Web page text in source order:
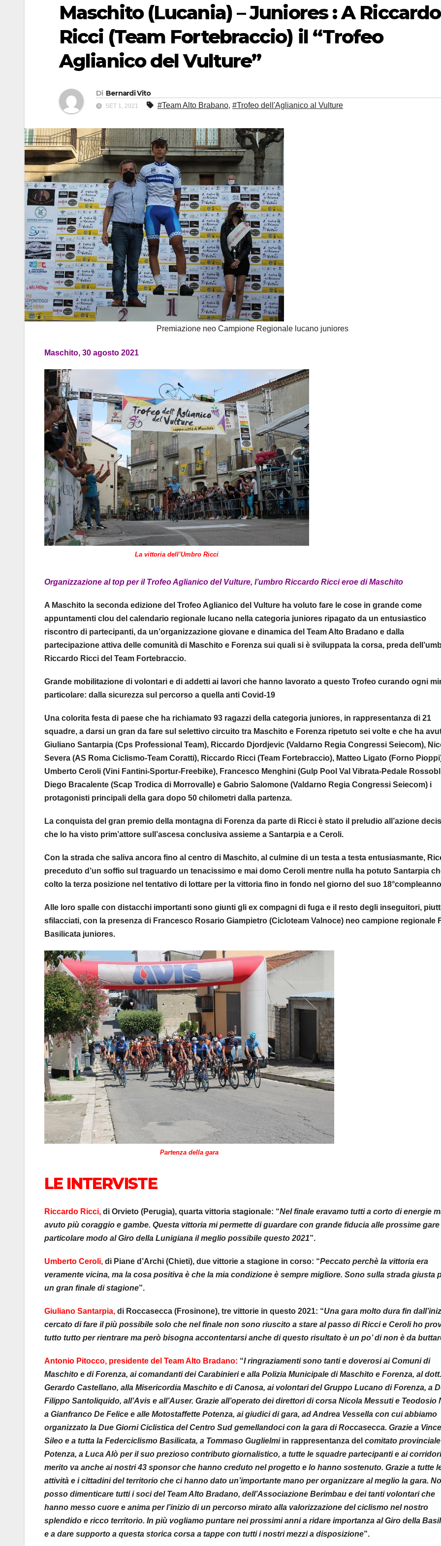
Maschito (Lucania) – Juniores : A Riccardo
Ricci (Team Fortebraccio) il “Trofeo
Aglianico del Vulture”
Di Bernardi Vito
SET 1, 2021 #Team Alto Brabano, #Trofeo dell'Aglianico al Vulture
Premiazione neo Campione Regionale lucano juniores
Maschito, 30 agosto 2021
La vittoria dell’Umbro Ricci
Organizzazione al top per il Trofeo Aglianico del Vulture, l’umbro Riccardo Ricci eroe di Maschito
A Maschito la seconda edizione del Trofeo Aglianico del Vulture ha voluto fare le cose in grande come
appuntamenti clou del calendario regionale lucano nella categoria juniores ripagato da un entusiastico
riscontro di partecipanti, da un’organizzazione giovane e dinamica del Team Alto Bradano e dalla
partecipazione attiva delle comunità di Maschito e Forenza sui quali si è sviluppata la corsa, preda
Riccardo Ricci del Team Fortebraccio.
Grande mobilitazione di volontari e di addetti ai lavori che hanno lavorato a questo Trofeo curando ogni
particolare: dalla sicurezza sul percorso a quella anti Covid-19
Una colorita festa di paese che ha richiamato 93 ragazzi della categoria juniores, in rappresentanza di 21
squadre, a darsi un gran da fare sul selettivo circuito tra Maschito e Forenza ripetuto sei volte e che ha
Giuliano Santarpia (Cps Professional Team), Riccardo Djordjevic (Valdarno Regia Congressi Seiecom),
Severa (AS Roma Ciclismo-Team Coratti), Riccardo Ricci (Team Fortebraccio), Matteo Ligato (Forno
Umberto Ceroli (Vini Fantini-Sportur-Freebike), Francesco Menghini (Gulp Pool Val Vibrata-Pedale
Diego Bracalente (Scap Trodica di Morrovalle) e Gabrio Salomone (Valdarno Regia Congressi Seiecom) i
protagonisti principali della gara dopo 50 chilometri dalla partenza.
La conquista del gran premio della montagna di Forenza da parte di Ricci è stato il preludio all’azione
che lo ha visto prim’attore sull’ascesa conclusiva assieme a Santarpia e a Ceroli.
Con la strada che saliva ancora fino al centro di Maschito, al culmine di un testa a testa entusiasmante,
preceduto d’un soffio sul traguardo un tenacissimo e mai domo Ceroli mentre nulla ha potuto Santarpia
colto la terza posizione nel tentativo di lottare per la vittoria fino in fondo nel giorno del suo
Alle loro spalle con distacchi importanti sono giunti gli ex compagni di fuga e il resto degli inseguitori,
sfilacciati, con la presenza di Francesco Rosario Giampietro (Cicloteam Valnoce) neo campione regionale
Basilicata juniores.
Partenza della gara
LE INTERVISTE
Riccardo Ricci, di Orvieto (Perugia), quarta vittoria stagionale: “Nel finale eravamo tutti a corto di energie
avuto più coraggio e gambe. Questa vittoria mi permette di guardare con grande fiducia alle prossime gare
particolare modo al Giro della Lunigiana il meglio possibile questo 2021”.
Umberto Ceroli, di Piane d’Archi (Chieti), due vittorie a stagione in corso: “Peccato perchè la vittoria era
veramente vicina, ma la cosa positiva è che la mia condizione è sempre migliore. Sono sulla strada giusta
un gran finale di stagione”.
Giuliano Santarpia, di Roccasecca (Frosinone), tre vittorie in questo 2021: “Una gara molto dura fin
cercato di fare il più possibile solo che nel finale non sono riuscito a stare al passo di Ricci e Ceroli ho
tutto tutto per rientrare ma però bisogna accontentarsi anche di questo risultato è un po’ di non è da
Antonio Pitocco, presidente del Team Alto Bradano: “I ringraziamenti sono tanti e doverosi ai Comuni di
Maschito e di Forenza, ai comandanti dei Carabinieri e alla Polizia Municipale di Maschito e Forenza, al dott.
Gerardo Castellano, alla Misericordia Maschito e di Canosa, ai volontari del Gruppo Lucano di Forenza, a
Filippo Santoliquido, all’Avis e all’Auser. Grazie all’operato dei direttori di corsa Nicola Messuti e Teodosio
a Gianfranco De Felice e alle Motostaffette Potenza, ai giudici di gara, ad Andrea Vessella con cui abbiamo
organizzato la Due Giorni Ciclistica del Centro Sud gemellandoci con la gara di Roccasecca. Grazie a
Sileo e a tutta la Federciclismo Basilicata, a Tommaso Guglielmi in rappresentanza del comitato provinciale
Potenza, a Luca Alò per il suo prezioso contributo giornalistico, a tutte le squadre partecipanti e ai
merito va anche ai nostri 43 sponsor che hanno creduto nel progetto e lo hanno sostenuto. Grazie a tutte
attività e i cittadini del territorio che ci hanno dato un’importante mano per organizzare al meglio la gara.
posso dimenticare tutti i soci del Team Alto Bradano, dell’Associazione Berimbau e dei tanti volontari che
hanno messo cuore e anima per l’inizio di un percorso mirato alla valorizzazione del ciclismo nel nostro
splendido e ricco territorio. In più vogliamo puntare nei prossimi anni a ridare importanza al Giro della
e a dare supporto a questa storica corsa a tappe con tutti i nostri mezzi a disposizione”.